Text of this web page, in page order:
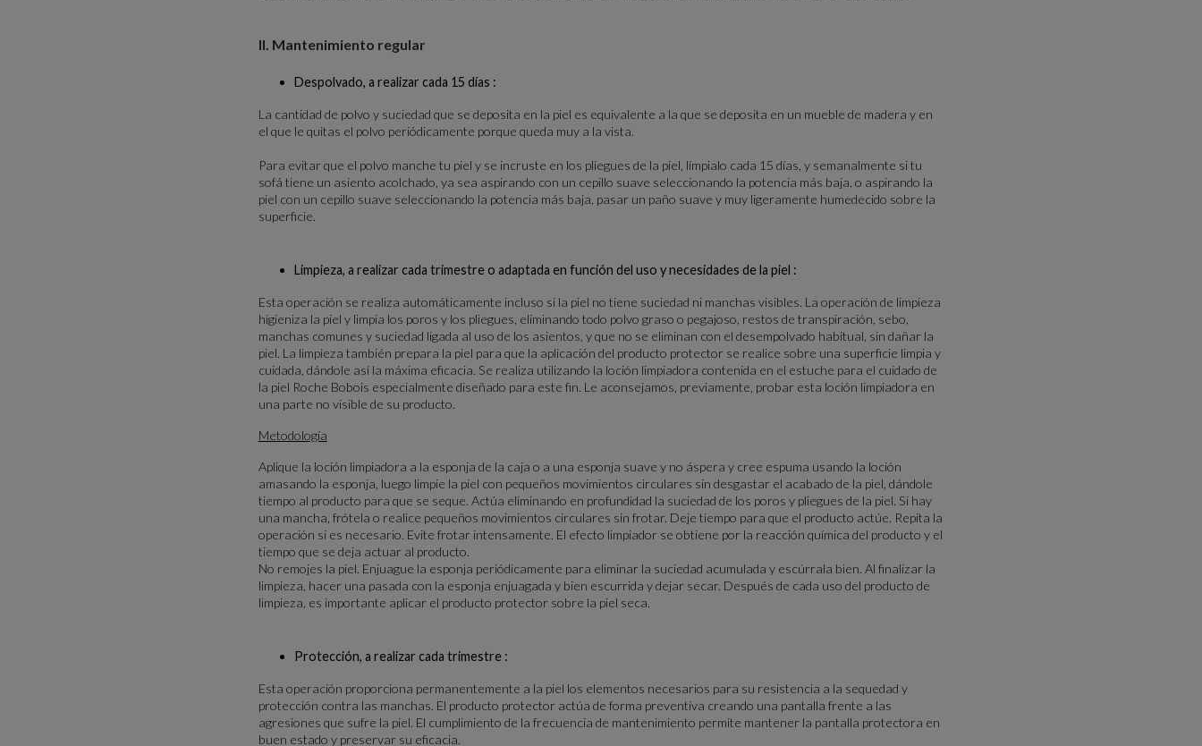
II. Mantenimiento regular
Despolvado, a realizar cada 15 días :
La cantidad de polvo y suciedad que se deposita en la piel es equivalente a la que se deposita en un mueble de madera y en
el que le quitas el polvo periódicamente porque queda muy a la vista.
Para evitar que el polvo manche tu piel y se incruste en los pliegues de la piel, límpialo cada 15 días, y semanalmente si tu
sofá tiene un asiento acolchado, ya sea aspirando con un cepillo suave seleccionando la potencia más baja, o aspirando la
piel con un cepillo suave seleccionando la potencia más baja, pasar un paño suave y muy ligeramente humedecido sobre la
superficie.
Limpieza, a realizar cada trimestre o adaptada en función del uso y necesidades de la piel :
Esta operación se realiza automáticamente incluso si la piel no tiene suciedad ni manchas visibles. La operación de limpieza
higieniza la piel y limpia los poros y los pliegues, eliminando todo polvo graso o pegajoso, restos de transpiración, sebo,
manchas comunes y suciedad ligada al uso de los asientos, y que no se eliminan con el desempolvado habitual, sin dañar la
piel. La limpieza también prepara la piel para que la aplicación del producto protector se realice sobre una superficie limpia y
cuidada, dándole así la máxima eficacia. Se realiza utilizando la loción limpiadora contenida en el estuche para el cuidado de
la piel Roche Bobois especialmente diseñado para este fin. Le aconsejamos, previamente, probar esta loción limpiadora en
una parte no visible de su producto.
Metodología
Aplique la loción limpiadora a la esponja de la caja o a una esponja suave y no áspera y cree espuma usando la loción
amasando la esponja, luego limpie la piel con pequeños movimientos circulares sin desgastar el acabado de la piel, dándole
tiempo al producto para que se seque. Actúa eliminando en profundidad la suciedad de los poros y pliegues de la piel. Si hay
una mancha, frótela o realice pequeños movimientos circulares sin frotar. Deje tiempo para que el producto actúe. Repita la
operación si es necesario. Evite frotar intensamente. El efecto limpiador se obtiene por la reacción química del producto y el
tiempo que se deja actuar al producto.
No remojes la piel. Enjuague la esponja periódicamente para eliminar la suciedad acumulada y escúrrala bien. Al finalizar la
limpieza, hacer una pasada con la esponja enjuagada y bien escurrida y dejar secar. Después de cada uso del producto de
limpieza, es importante aplicar el producto protector sobre la piel seca.
Protección, a realizar cada trimestre :
Esta operación proporciona permanentemente a la piel los elementos necesarios para su resistencia a la sequedad y
protección contra las manchas. El producto protector actúa de forma preventiva creando una pantalla frente a las
agresiones que sufre la piel. El cumplimiento de la frecuencia de mantenimiento permite mantener la pantalla protectora en
buen estado y preservar su eficacia.